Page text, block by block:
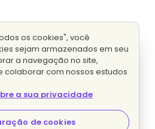
os cookies", você
sejam armazenados em seu
a navegação no site,
colaborar com nossos estudos
a sua privacidade
de cookies